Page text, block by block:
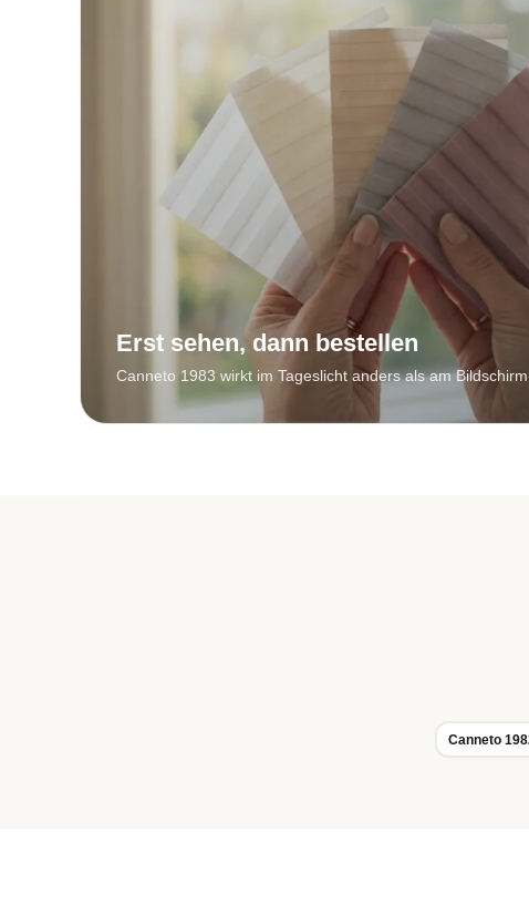
Erst sehen, dann bestellen
Canneto 1983 wirkt im Tageslicht anders als am
Canneto